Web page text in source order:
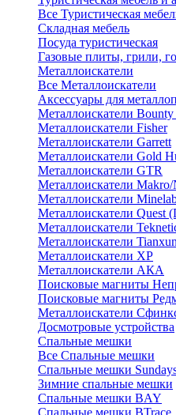
Все Туристическая
Складная мебель
Посуда туристическая
Газовые плиты, грили,
Металлоискатели
Все Металлоискатели
Аксессуары для
Металлоискатели
Металлоискатели Fisher
Металлоискатели Garrett
Металлоискатели Gold
Металлоискатели GTR
Металлоискатели Makro/
Металлоискатели
Металлоискатели Quest
Металлоискатели
Металлоискатели Tianxun
Металлоискатели XP
Металлоискатели АКА
Поисковые магниты
Поисковые магниты
Металлоискатели
Досмотровые устройства
Спальные мешки
Все Спальные мешки
Спальные мешки
Зимние спальные мешки
Спальные мешки BAY
Спальные мешки BTrace